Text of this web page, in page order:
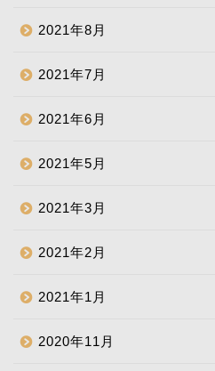
2021年8月
2021年7月
2021年6月
2021年5月
2021年3月
2021年2月
2021年1月
2020年11月